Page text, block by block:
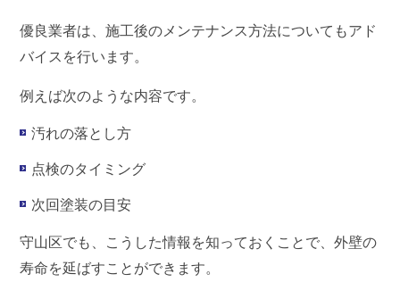
優良業者は、施工後のメンテナンス方法についてもアド
バイスを行います。
例えば次のような内容です。
汚れの落とし方
点検のタイミング
次回塗装の目安
守山区でも、こうした情報を知っておくことで、外壁の
寿命を延ばすことができます。